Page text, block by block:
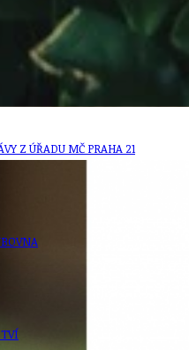
STAVBA 511
Z ÚŘADU MČ PRAHA 21